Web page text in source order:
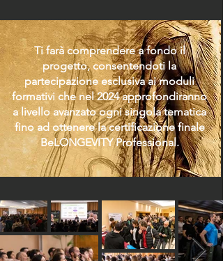
Ti farà comprendere a fondo il
progetto, consentendoti la
partecipazione esclusiva ai moduli
formativi che nel 2024 approfondiranno
a livello avanzato ogni singola tematica
fino ad ottenere la certificazione finale
BeLONGEVITY Professional.